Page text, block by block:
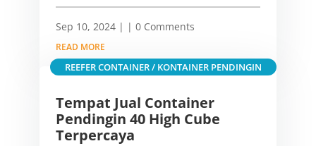
Sep 10, 2024| | 0 Comments
READ MORE
Tempat Jual Container
Pendingin 40 High Cube
Terpercaya
REEFER CONTAINER / KONTAINER PENDINGIN